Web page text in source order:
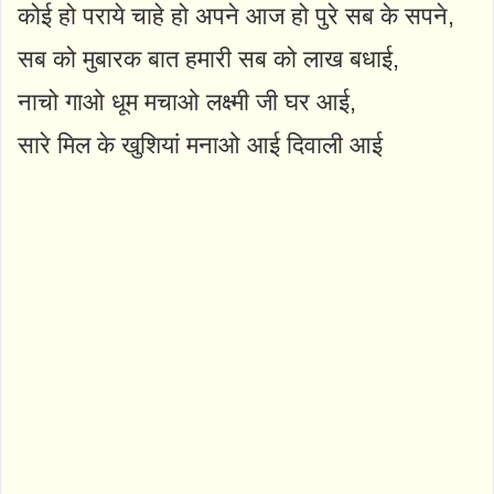
कोई हो पराये चाहे हो अपने आज हो पुरे सब के सपने,
सब को मुबारक बात हमारी सब को लाख बधाई,
नाचो गाओ धूम मचाओ लक्ष्मी जी घर आई,
सारे मिल के खुशियां मनाओ आई दिवाली आई